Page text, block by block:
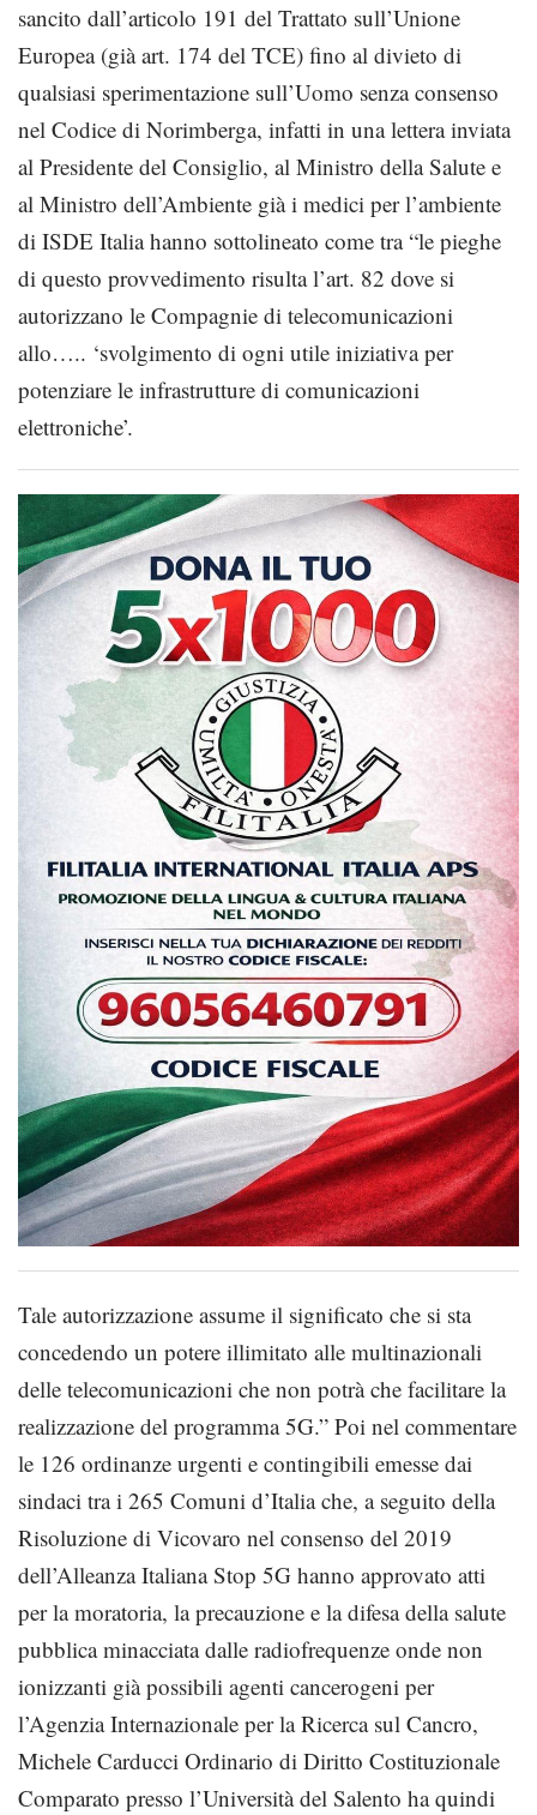
sancito dall’articolo 191 del Trattato sull’Unione
Europea (già art. 174 del TCE) fino al divieto di
qualsiasi sperimentazione sull’Uomo senza consenso
nel Codice di Norimberga, infatti in una lettera inviata
al Presidente del Consiglio, al Ministro della Salute e
al Ministro dell’Ambiente già i medici per l’ambiente
di ISDE Italia hanno sottolineato come tra “le pieghe
di questo provvedimento risulta l’art. 82 dove si
autorizzano le Compagnie di telecomunicazioni
allo….. ‘svolgimento di ogni utile iniziativa per
potenziare le infrastrutture di comunicazioni
elettroniche’.
Tale autorizzazione assume il significato che si sta
concedendo un potere illimitato alle multinazionali
delle telecomunicazioni che non potrà che facilitare la
realizzazione del programma 5G.” Poi nel commentare
le 126 ordinanze urgenti e contingibili emesse dai
sindaci tra i 265 Comuni d’Italia che, a seguito della
Risoluzione di Vicovaro nel consenso del 2019
dell’Alleanza Italiana Stop 5G hanno approvato atti
per la moratoria, la precauzione e la difesa della salute
pubblica minacciata dalle radiofrequenze onde non
ionizzanti già possibili agenti cancerogeni per
l’Agenzia Internazionale per la Ricerca sul Cancro,
Michele Carducci Ordinario di Diritto Costituzionale
Comparato presso l’Università del Salento ha quindi